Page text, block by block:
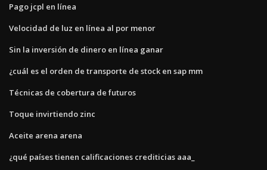
Pago jcpl en línea
Velocidad de luz en línea al por menor
Sin la inversión de dinero en línea ganar
¿cuál es el orden de transporte de stock en sap mm
Técnicas de cobertura de futuros
Toque invirtiendo zinc
Aceite arena arena
¿qué países tienen calificaciones crediticias aaa_